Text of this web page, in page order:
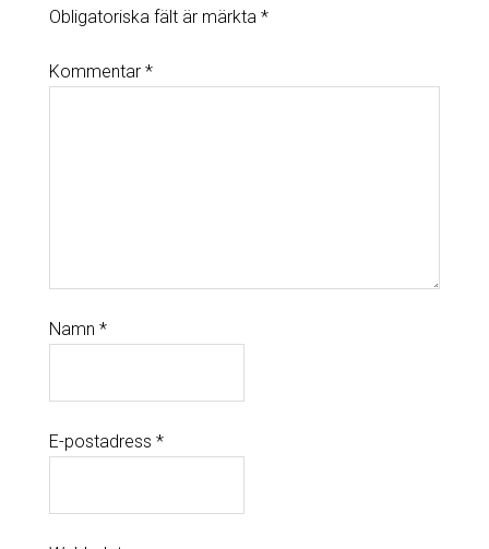
Obligatoriska fält är märkta *
Kommentar *
Namn *
E-postadress *